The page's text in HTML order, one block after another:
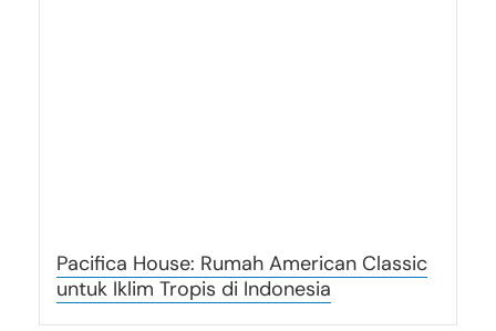
Pacifica House: Rumah American Classic
untuk Iklim Tropis di Indonesia